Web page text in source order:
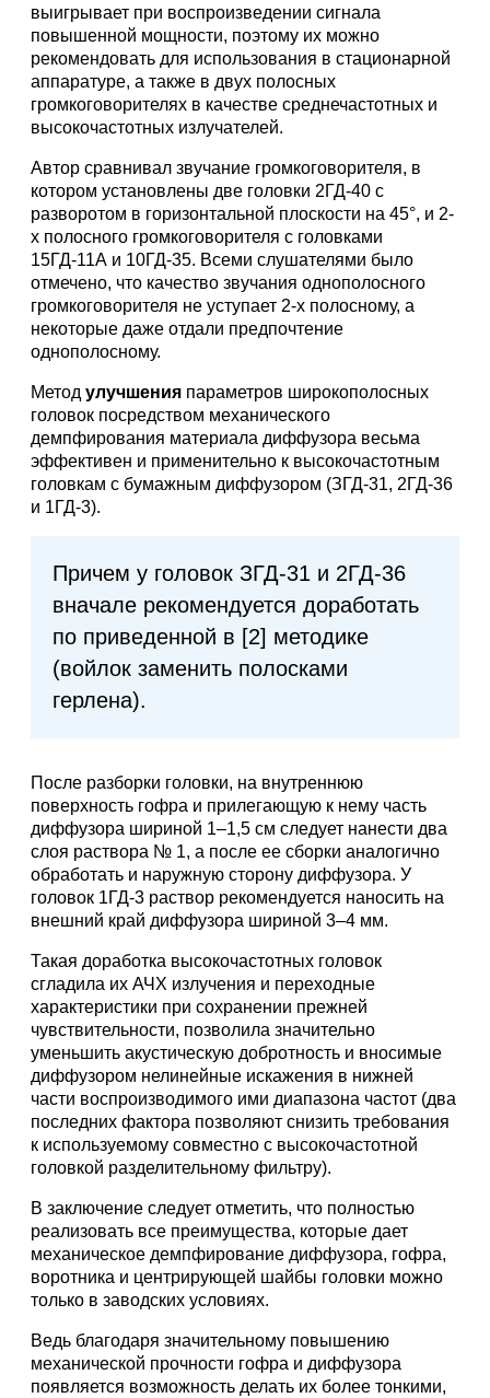
выигрывает при воспроизведении сигнала
повышенной мощности, поэтому их можно
рекомендовать для использования в стационарной
аппаратуре, а также в двух полосных
громкоговорителях в качестве среднечастотных и
высокочастотных излучателей.
Автор сравнивал звучание громкоговорителя, в
котором установлены две головки 2ГД-40 с
разворотом в горизонтальной плоскости на 45°, и 2-
х полосного громкоговорителя с головками
15ГД-11А и 10ГД-35. Всеми слушателями было
отмечено, что качество звучания однополосного
громкоговорителя не уступает 2-х полосному, а
некоторые даже отдали предпочтение
однополосному.
Метод улучшения параметров широкополосных
головок посредством механического
демпфирования материала диффузора весьма
эффективен и применительно к высокочастотным
головкам с бумажным диффузором (ЗГД-31, 2ГД-36
и 1ГД-3).
Причем у головок ЗГД-31 и 2ГД-36
вначале рекомендуется доработать
по приведенной в [2] методике
(войлок заменить полосками
герлена).
После разборки головки, на внутреннюю
поверхность гофра и прилегающую к нему часть
диффузора шириной 1–1,5 см следует нанести два
слоя раствора № 1, а после ее сборки аналогично
обработать и наружную сторону диффузора. У
головок 1ГД-3 раствор рекомендуется наносить на
внешний край диффузора шириной 3–4 мм.
Такая доработка высокочастотных головок
сгладила их АЧХ излучения и переходные
характеристики при сохранении прежней
чувствительности, позволила значительно
уменьшить акустическую добротность и вносимые
диффузором нелинейные искажения в нижней
части воспроизводимого ими диапазона частот (два
последних фактора позволяют снизить требования
к используемому совместно с высокочастотной
головкой разделительному фильтру).
В заключение следует отметить, что полностью
реализовать все преимущества, которые дает
механическое демпфирование диффузора, гофра,
воротника и центрирующей шайбы головки можно
только в заводских условиях.
Ведь благодаря значительному повышению
механической прочности гофра и диффузора
появляется возможность делать их более тонкими,